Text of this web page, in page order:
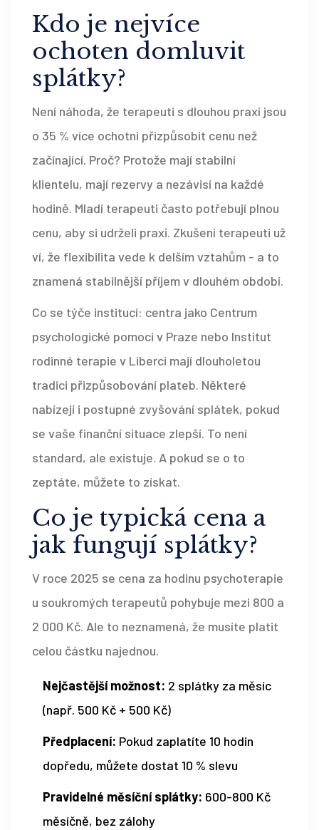
Kdo je nejvíce
ochoten domluvit
splátky?
Není náhoda, že terapeuti s dlouhou praxí jsou
o 35 % více ochotni přizpůsobit cenu než
začínající. Proč? Protože mají stabilní
klientelu, mají rezervy a nezávisí na každé
hodině. Mladí terapeuti často potřebují plnou
cenu, aby si udrželi praxi. Zkušení terapeuti už
ví, že flexibilita vede k delším vztahům - a to
znamená stabilnější příjem v dlouhém období.
Co se týče institucí: centra jako Centrum
psychologické pomoci v Praze nebo Institut
rodinné terapie v Liberci mají dlouholetou
tradici přizpůsobování plateb. Některé
nabízejí i postupné zvyšování splátek, pokud
se vaše finanční situace zlepší. To není
standard, ale existuje. A pokud se o to
zeptáte, můžete to získat.
Co je typická cena a
jak fungují splátky?
V roce 2025 se cena za hodinu psychoterapie
u soukromých terapeutů pohybuje mezi 800 a
2 000 Kč. Ale to neznamená, že musíte platit
celou částku najednou.
Nejčastější možnost: 2 splátky za měsíc
(např. 500 Kč + 500 Kč)
Předplacení: Pokud zaplatíte 10 hodin
dopředu, můžete dostat 10 % slevu
Pravidelné měsíční splátky: 600-800 Kč
měsíčně, bez zálohy